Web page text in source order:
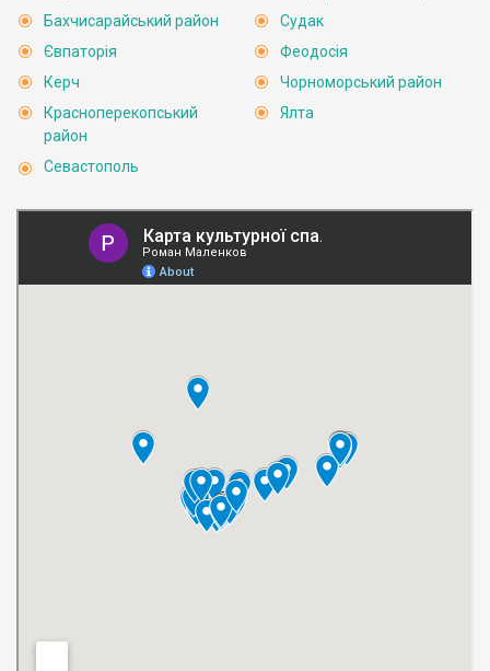
Бахчисарайський район
Євпаторія
Керч
Красноперекопський
район
Севастополь
Судак
Феодосія
Чорноморський район
Ялта